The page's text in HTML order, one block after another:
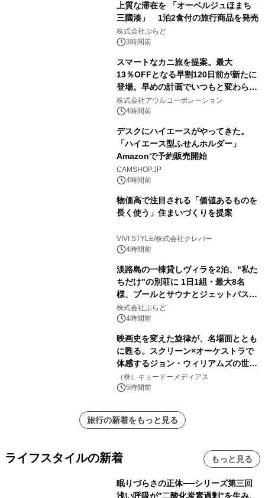
上質な滞在を 「オーベルジュほまち
三國湊」 1泊2食付の旅行商品を発売
株式会社ぷらど
3時間前
スマートなカニ旅を提案。最大
13％OFFとなる早割120日前が新たに
登場。早めの計画でいつもと変わらぬ
大人の冬旅を。ー夕日ヶ浦温泉「佳松
苑 別邸ふうか」ー
株式会社アウルコーポレーション
4時間前
デスクにハイエースがやってきた。
「ハイエース型ふせんホルダー」
Amazonで予約販売開始
CAMSHOP.JP
4時間前
物価高で注目される「価値あるものを
長く使う」住まいづくりを提案
VIVI STYLE/株式会社クレバー
4時間前
淡路島の一棟貸しヴィラを2泊、"私た
ちだけ"の別荘に 1日1組・最大8名
様、プールとサウナとジェットバス付
きで Villa Mon Temps AWAJIの連泊
素泊りプラン
株式会社ぷらど
4時間前
映画史を変えた旋律が、名場面ととも
に甦る。スクリーン×オーケストラで
体感するジョン・ウィリアムズの世
界。ジョン・ウィリアムズ：シネマ・
スペクタキュラー・コンサート 開催決
（株）キョードーメディアス
5時間前
旅行の新着をもっと見る
ライフスタイルの新着 もっと見る
眠りづらさの正体──シリーズ第三回
浅い呼吸が"二酸化炭素過剰"を生み、